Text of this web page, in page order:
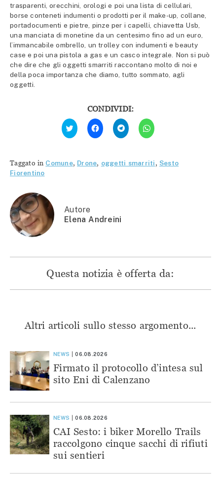
trasparenti, orecchini, orologi e poi una lista di cellulari,
borse conteneti indumenti o prodotti per il make-up, collane,
portadocumenti e pietre, pinze per i capelli, chiavetta Usb,
una manciata di monetine da un centesimo fino ad un euro,
l’immancabile ombrello, un trolley con indumenti e beauty
case e poi una pistola a gas e un casco integrale. Non si può
che dire che gli oggetti smarriti raccontano molto di noi e
della poca importanza che diamo, tutto sommato, agli
oggetti.
CONDIVIDI:
Fai
clic
qui
Twitter
(Si
Fai
clic
per
condividere
(Si
apre
Fai
clic
per
condividere
(Si
apre
Fai
clic
per
(Si
apre
Taggato in Comune, Drone, oggetti smarriti, Sesto
Fiorentino
Autore
Elena Andreini
Questa notizia è offerta da:
Altri articoli sullo stesso argomento...
NEWS 06.08.2026
Firmato il protocollo d’intesa sul
sito Eni di Calenzano
NEWS 06.08.2026
CAI Sesto: i biker Morello Trails
raccolgono cinque sacchi di rifiuti
sui sentieri